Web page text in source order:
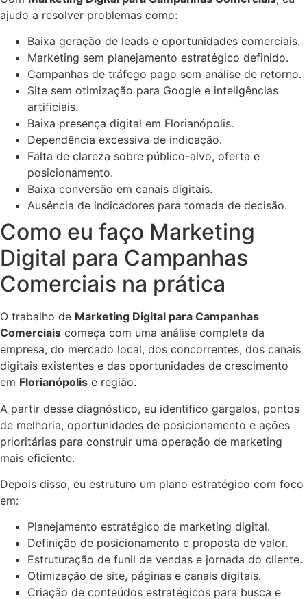
ajudo a resolver problemas como:
Baixa geração de leads e oportunidades comerciais.
Marketing sem planejamento estratégico definido.
Campanhas de tráfego pago sem análise de retorno.
Site sem otimização para Google e inteligências
artificiais.
Baixa presença digital em Florianópolis.
Dependência excessiva de indicação.
Falta de clareza sobre público-alvo, oferta e
posicionamento.
Baixa conversão em canais digitais.
Ausência de indicadores para tomada de decisão.
Como eu faço Marketing
Digital para Campanhas
Comerciais na prática
O trabalho de Marketing Digital para Campanhas
Comerciais começa com uma análise completa da
empresa, do mercado local, dos concorrentes, dos canais
digitais existentes e das oportunidades de crescimento
em Florianópolis e região.
A partir desse diagnóstico, eu identifico gargalos, pontos
de melhoria, oportunidades de posicionamento e ações
prioritárias para construir uma operação de marketing
mais eficiente.
Depois disso, eu estruturo um plano estratégico com foco
em:
Planejamento estratégico de marketing digital.
Definição de posicionamento e proposta de valor.
Estruturação de funil de vendas e jornada do cliente.
Otimização de site, páginas e canais digitais.
Criação de conteúdos estratégicos para busca e